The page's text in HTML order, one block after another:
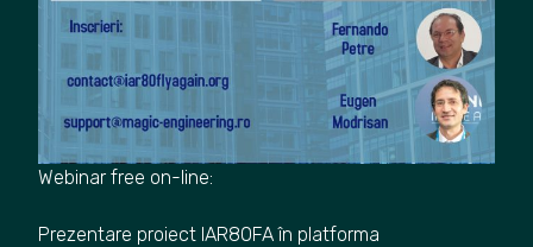
Webinar free on-line:
Prezentare proiect IAR80FA în platforma